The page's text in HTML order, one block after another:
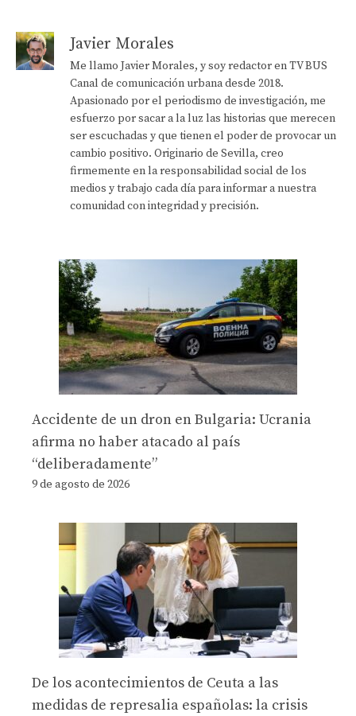
Javier Morales
Me llamo Javier Morales, y soy redactor en TV BUS
Canal de comunicación urbana desde 2018.
Apasionado por el periodismo de investigación, me
esfuerzo por sacar a la luz las historias que merecen
ser escuchadas y que tienen el poder de provocar un
cambio positivo. Originario de Sevilla, creo
firmemente en la responsabilidad social de los
medios y trabajo cada día para informar a nuestra
comunidad con integridad y precisión.
Accidente de un dron en Bulgaria: Ucrania
afirma no haber atacado al país
“deliberadamente”
9 de agosto de 2026
De los acontecimientos de Ceuta a las
medidas de represalia españolas: la crisis